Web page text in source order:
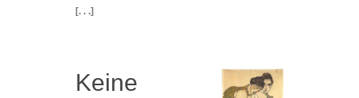
[. . .]
Keine